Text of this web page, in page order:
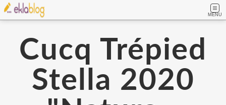
MENU
Cucq Trépied
Stella 2020